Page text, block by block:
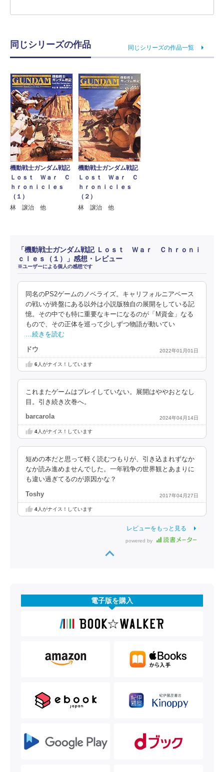
同じシリーズの作品 同じシリーズの作品一覧
機動戦士ガンダム戦記
Ｌｏｓｔ Ｗａｒ Ｃ
ｈｒｏｎｉｃｌｅｓ
（１）
林 譲治 他
機動戦士ガンダム戦記
Ｌｏｓｔ Ｗａｒ Ｃ
ｈｒｏｎｉｃｌｅｓ
（２）
林 譲治 他
「機動戦士ガンダム戦記 Ｌｏｓｔ Ｗａｒ Ｃｈｒｏｎｉ
ｃｌｅｓ（１）」感想・レビュー
※ユーザーによる個人の感想です
同名のPS2ゲームのノベライズ。キャリフォルニアベース
の戦いが終盤にある以外は小説版独自の展開をしている記
憶。その中でも特に重要なキーになるのが「M資金」なる
もので、その正体を巡って少しずつ物語が動いてい
…続きを読む
ドウ 2022年01月01日
6人がナイス！しています
これまたゲームはプレイしていない。展開はややおとなし
目。引き続き次巻へ。
barcarola 2024年04月14日
4人がナイス！しています
短めの本だと思って軽く読むつもりが、引き込まれずなか
なか読み進めませんでした。一年戦争の世界観とあまりに
も違い過ぎてるのが原因かな？
Toshy 2017年04月27日
4人がナイス！しています
レビューをもっと見る
powered by
電子版を購入